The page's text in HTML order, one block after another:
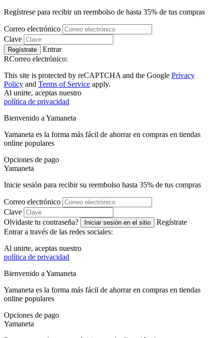
Regístrese para recibir un reembolso de hasta 35% de tus compras
Correo electrónico
Clave
Regístrate
Entrar
RCorreo electrónico:
This site is protected by reCAPTCHA and the Google Privacy
Policy and Terms of Service apply.
Al unirte, aceptas nuestro
política de privacidad
Bienvenido a Yamaneta
Yamaneta es la forma más fácil de ahorrar en compras en tiendas
online populares
Opciones de pago
Yamaneta
Inicie sesión para recibir su reembolso hasta 35% de tus compras
Correo electrónico
Clave
Olvidaste tu contraseña?
Iniciar sesión en el sitio
Regístrate
Entrar a través de las redes sociales:
Al unirte, aceptas nuestro
política de privacidad
Bienvenido a Yamaneta
Yamaneta es la forma más fácil de ahorrar en compras en tiendas
online populares
Opciones de pago
Yamaneta